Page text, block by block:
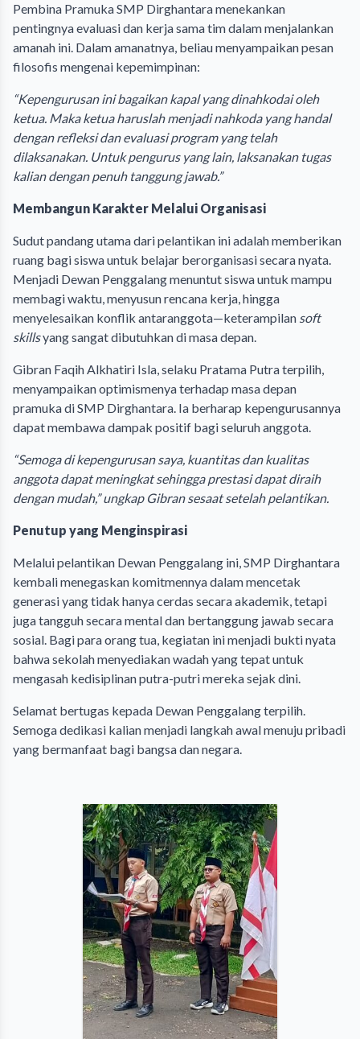
Pembina Pramuka SMP Dirghantara menekankan
pentingnya evaluasi dan kerja sama tim dalam menjalankan
amanah ini. Dalam amanatnya, beliau menyampaikan pesan
filosofis mengenai kepemimpinan:
“Kepengurusan ini bagaikan kapal yang dinahkodai oleh
ketua. Maka ketua haruslah menjadi nahkoda yang handal
dengan refleksi dan evaluasi program yang telah
dilaksanakan. Untuk pengurus yang lain, laksanakan tugas
kalian dengan penuh tanggung jawab.”
Membangun Karakter Melalui Organisasi
Sudut pandang utama dari pelantikan ini adalah memberikan
ruang bagi siswa untuk belajar berorganisasi secara nyata.
Menjadi Dewan Penggalang menuntut siswa untuk mampu
membagi waktu, menyusun rencana kerja, hingga
menyelesaikan konflik antaranggota—keterampilan soft
skillsyang sangat dibutuhkan di masa depan.
Gibran Faqih Alkhatiri Isla, selaku Pratama Putra terpilih,
menyampaikan optimismenya terhadap masa depan
pramuka di SMP Dirghantara. Ia berharap kepengurusannya
dapat membawa dampak positif bagi seluruh anggota.
“Semoga di kepengurusan saya, kuantitas dan kualitas
anggota dapat meningkat sehingga prestasi dapat diraih
dengan mudah,” ungkap Gibran sesaat setelah pelantikan.
Penutup yang Menginspirasi
Melalui pelantikan Dewan Penggalang ini, SMP Dirghantara
kembali menegaskan komitmennya dalam mencetak
generasi yang tidak hanya cerdas secara akademik, tetapi
juga tangguh secara mental dan bertanggung jawab secara
sosial. Bagi para orang tua, kegiatan ini menjadi bukti nyata
bahwa sekolah menyediakan wadah yang tepat untuk
mengasah kedisiplinan putra-putri mereka sejak dini.
Selamat bertugas kepada Dewan Penggalang terpilih.
Semoga dedikasi kalian menjadi langkah awal menuju pribadi
yang bermanfaat bagi bangsa dan negara.